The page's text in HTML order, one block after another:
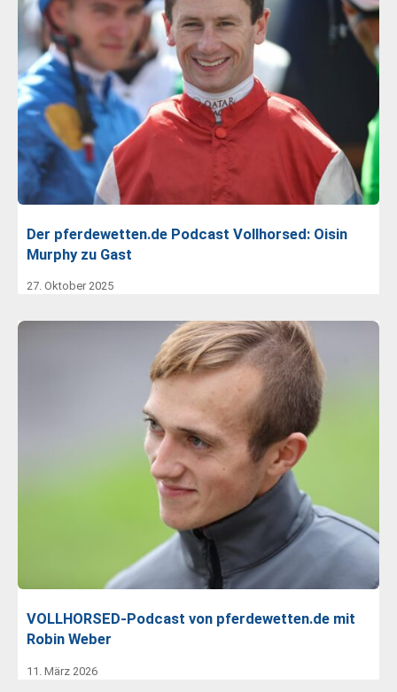
Der pferdewetten.de Podcast Vollhorsed: Oisin
Murphy zu Gast
27. Oktober 2025
VOLLHORSED-Podcast von pferdewetten.de mit
Robin Weber
11. März 2026